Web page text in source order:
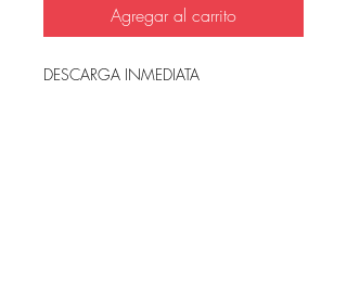
Agregar al carrito
DESCARGA INMEDIATA